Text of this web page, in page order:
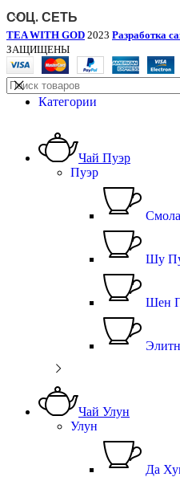
СОЦ. СЕТЬ
TEA WITH GOD 2023 Разработка
ЗАЩИЩЕНЫ
Категории
Чай Пуэр
Пуэр
Шу
Шен
Чай Улун
Улун
Да